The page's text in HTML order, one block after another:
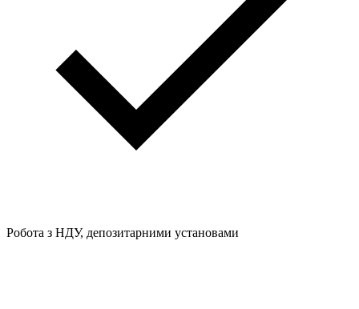
Робота з НДУ, депозитарними установами